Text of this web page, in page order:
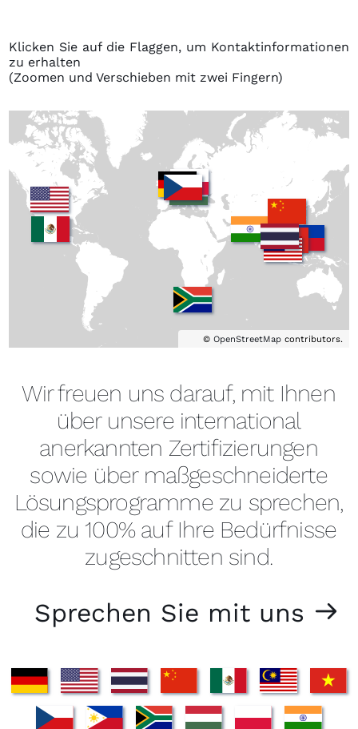
Klicken Sie auf die Flaggen, um Kontaktinformationen
zu erhalten
(Zoomen und Verschieben mit zwei Fingern)
India
Vietnam
China
Malaysia
Thailand
South
Africa
Hungary
Poland
Germany
Czech
Republic
Mexico
USA
©OpenStreetMap contributors.
Wir freuen uns darauf, mit Ihnen
über unsere international
anerkannten Zertifizierungen
sowie über maßgeschneiderte
Lösungsprogramme zu sprechen,
die zu 100% auf Ihre Bedürfnisse
zugeschnitten sind.
Sprechen Sie mit uns m